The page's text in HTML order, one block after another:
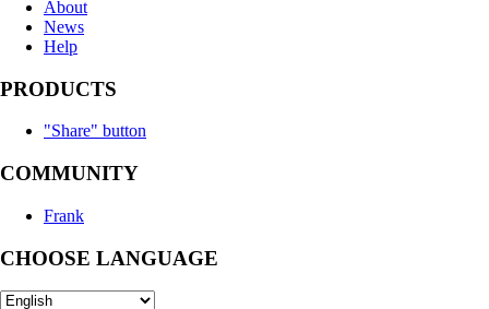
About
News
Help
PRODUCTS
"Share" button
COMMUNITY
Frank
CHOOSE LANGUAGE